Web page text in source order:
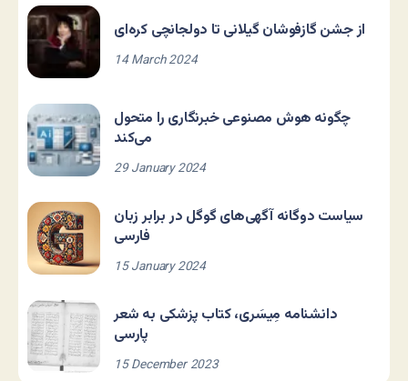
از جشن گازفوشان گیلانی تا دولجانچی کره‌ای
14 March 2024
چگونه هوش مصنوعی خبرنگاری را متحول
می‌کند
29 January 2024
سیاست دوگانه آگهی‌های گوگل در برابر زبان
فارسی
15 January 2024
دانشنامه مِیسَری، کتاب پزشکی به شعر
پارسی
15 December 2023